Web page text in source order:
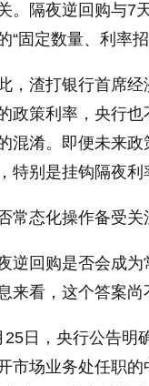
。隔夜逆回购与7
“固定数量、利率
，渣打银行首席
政策利率，央行
混淆。即便未来
特别是挂钩隔夜利
常态化操作备受关
逆回购是否会成
来看，这个答案尚
25日，央行公告明
市场业务处任职的